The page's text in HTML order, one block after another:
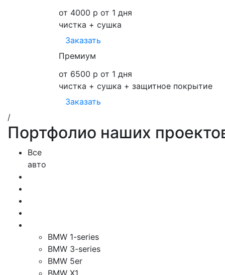
от 4000 р от 1 дня
чистка + сушка
Заказать
Премиум
от 6500 р от 1 дня
чистка + сушка + защитное покрытие
Заказать
/
Портфолио наших
Все
авто
BMW 1-series
BMW 3-series
BMW 5er
BMW X1